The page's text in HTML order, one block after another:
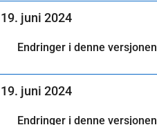
19. juni 2024
Endringer i denne versjonen
19. juni 2024
Endringer i denne versjonen